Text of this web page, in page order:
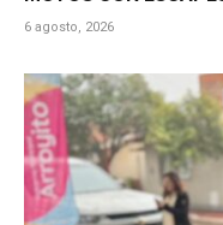
6 agosto, 2026